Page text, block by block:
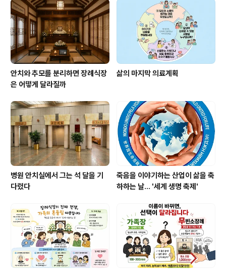
안치와 추모를 분리하면 장례식장
은 어떻게 달라질까
삶의 마지막 의료계획
병원 안치실에서 그는 석 달을 기
다렸다
죽음을 이야기하는 산업이 삶을 축
하하는 날… '세계 생명 축제'